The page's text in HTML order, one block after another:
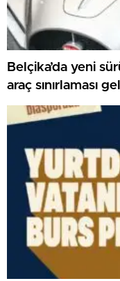
Belçika’da yeni
araç sınırlaması